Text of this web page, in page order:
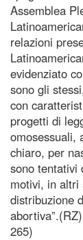
Assemblea
relazioni
evidenziato
sono gli
con
progetti di
omosessuali,
chiaro, per
sono tentativi
motivi, in altri
distribuzione
265)